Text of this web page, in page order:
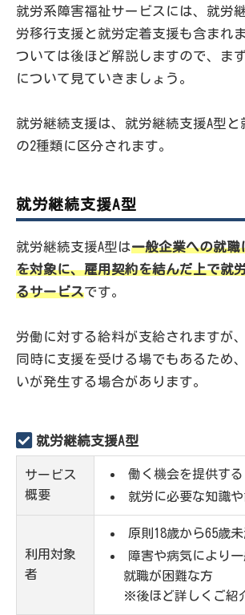
就労系障害福祉サービスには、就労
労移行支援と就労定着支援も含まれ
ついては後ほど解説しますので、ま
について見ていきましょう。
就労継続支援は、就労継続支援A型と
の2種類に区分されます。
就労継続支援A型
就労継続支援A型は一般企業への就職
を対象に、雇用契約を結んだ上で就
るサービスです。
労働に対する給料が支給されますが
同時に支援を受ける場でもあるため
いが発生する場合があります。
就労継続支援A型
サービス
概要
働く機会を提供する
就労に必要な知識
利用対象
者
原則18歳から65歳
障害や病気により
就職が困難な方
※後ほど詳しくご紹